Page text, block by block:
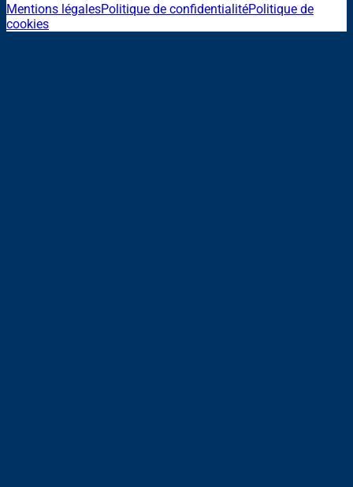
Mentions légalesPolitique de confidentialitéPolitique de
cookies